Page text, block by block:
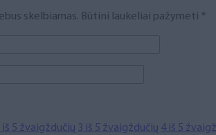
skelbiamas. Būtini laukeliai pažymėti *
iš 5 žvaigždučių 3 iš 5 žvaigždučių 4 iš 5